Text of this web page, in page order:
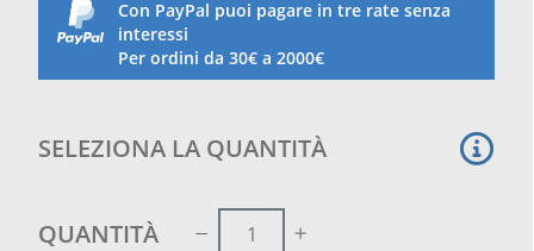
Con PayPal puoi pagare in tre rate senza
interessi
Per ordini da 30€ a 2000€
SELEZIONA LA QUANTITÀ
QUANTITÀ